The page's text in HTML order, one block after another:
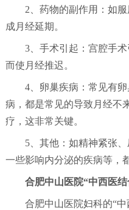
2、药物的副作用：如服
成月经延期。
3、手术引起：宫腔手术
而使月经推迟。
4、卵巢疾病：常见有卵
病，都是常见的导致月经不
疗，这非常关键。
5、其他：如精神紧张、
一些影响内分泌的疾病等，
合肥中山医院“中西医
合肥中山医院妇科的“中